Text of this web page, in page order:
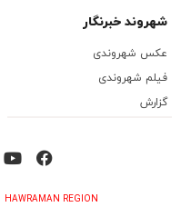
شهروند خبرنگار
عکس شهروندی
فیلم شهروندی
گزارش
HAWRAMAN REGION